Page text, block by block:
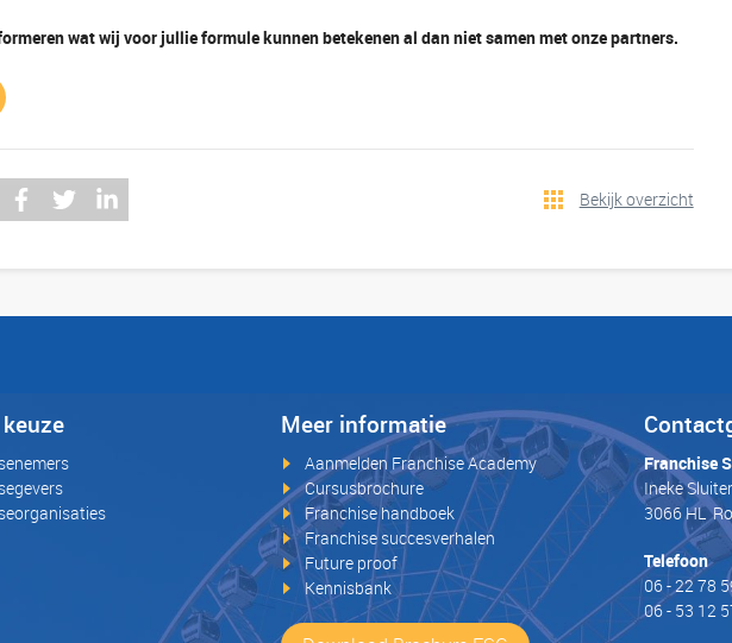
wat wij voor jullie formule kunnen betekenen al dan niet samen met onze partners.
Bekijk overzicht
Meer informatie
Aanmelden Franchise Academy
Cursusbrochure
Franchise handboek
Franchise succesverhalen
Future proof
Kennisbank
Franchise
Ineke
3066 HL
Telefoon
06 - 22 78
06 - 53 12